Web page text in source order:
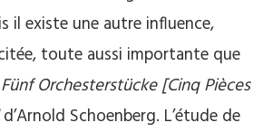
il existe une autre influence,
toute aussi importante que
Fünf Orchesterstücke [Cinq Pièces
d’Arnold Schoenberg. L’étude de